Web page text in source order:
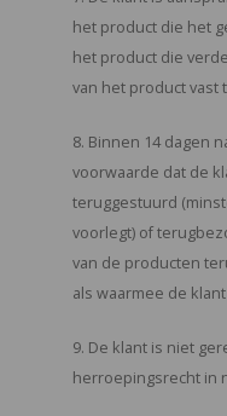
het product die het
het product die
van het product vast
8. Binnen 14 dagen
voorwaarde dat de
teruggestuurd
voorlegt) of
van de producten
als waarmee de
9. De klant is niet
herroepingsrecht in